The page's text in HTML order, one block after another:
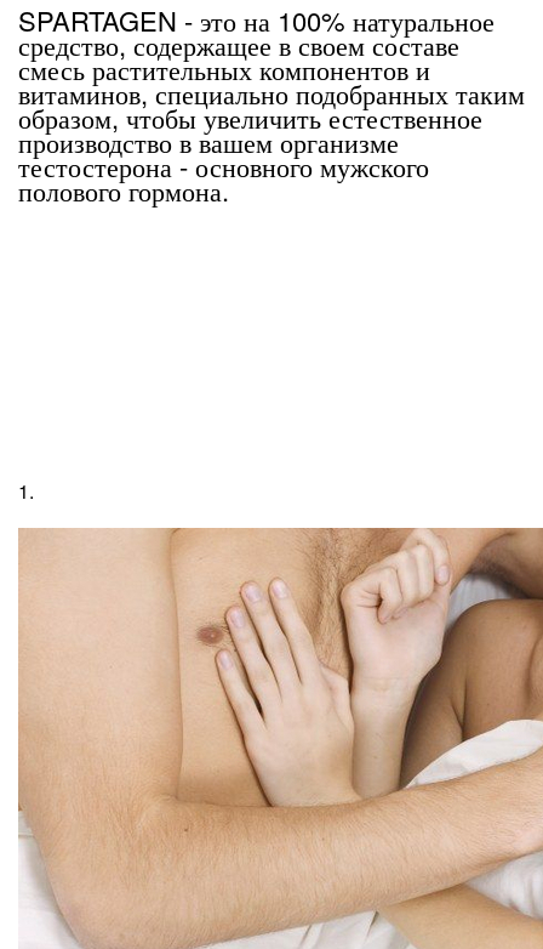
SPARTAGEN - это на 100% натуральное
средство, содержащее в своем составе
смесь растительных компонентов и
витаминов, специально подобранных таким
образом, чтобы увеличить естественное
производство в вашем организме
тестостерона - основного мужского
полового гормона.
1.